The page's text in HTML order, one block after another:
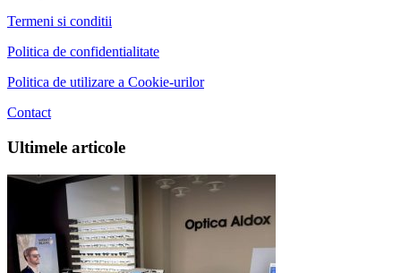
Termeni si conditii
Politica de confidentialitate
Politica de utilizare a Cookie-urilor
Contact
Ultimele articole